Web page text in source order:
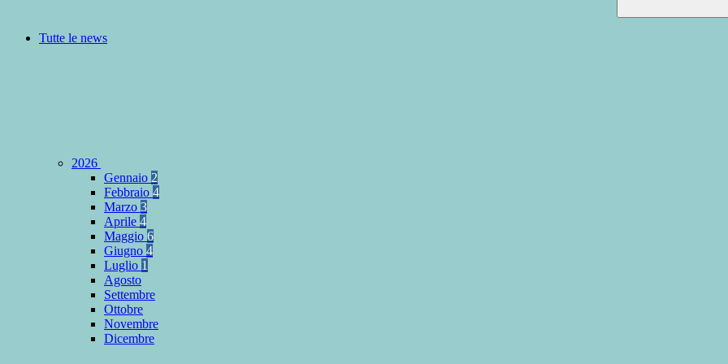
Tutte le news
2026
Gennaio 2
Febbraio 4
Marzo 3
Aprile 4
Maggio 6
Giugno 4
Luglio 1
Agosto
Settembre
Ottobre
Novembre
Dicembre